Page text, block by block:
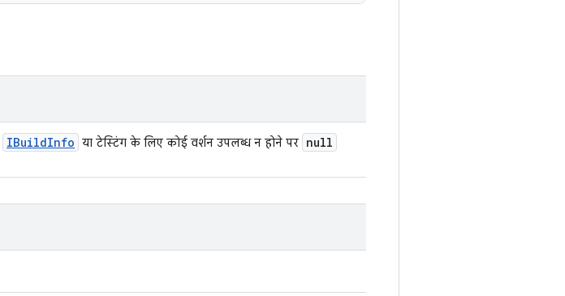
IBuildInfo या टेस्टिंग के लिए कोई वर्शन उपलब्ध न होने पर null